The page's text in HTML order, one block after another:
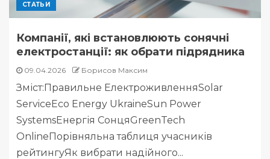
СТАТЬИ
Компанії, які встановлюють сонячні
електростанції: як обрати підрядника
09.04.2026 Борисов Максим
Зміст:Правильне ЕлектроживленняSolar
ServiceEco Energy UkraineSun Power
SystemsЕнергія СонцяGreenTech
OnlineПорівняльна таблиця учасників
рейтингуЯк вибрати надійного...